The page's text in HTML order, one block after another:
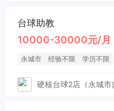
台球助教
10000-30000元/月
永城市 经验不限 学历不限